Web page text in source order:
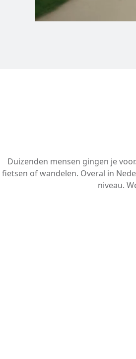
Duizenden mensen gingen je
fietsen of wandelen. Overal in
niveau.